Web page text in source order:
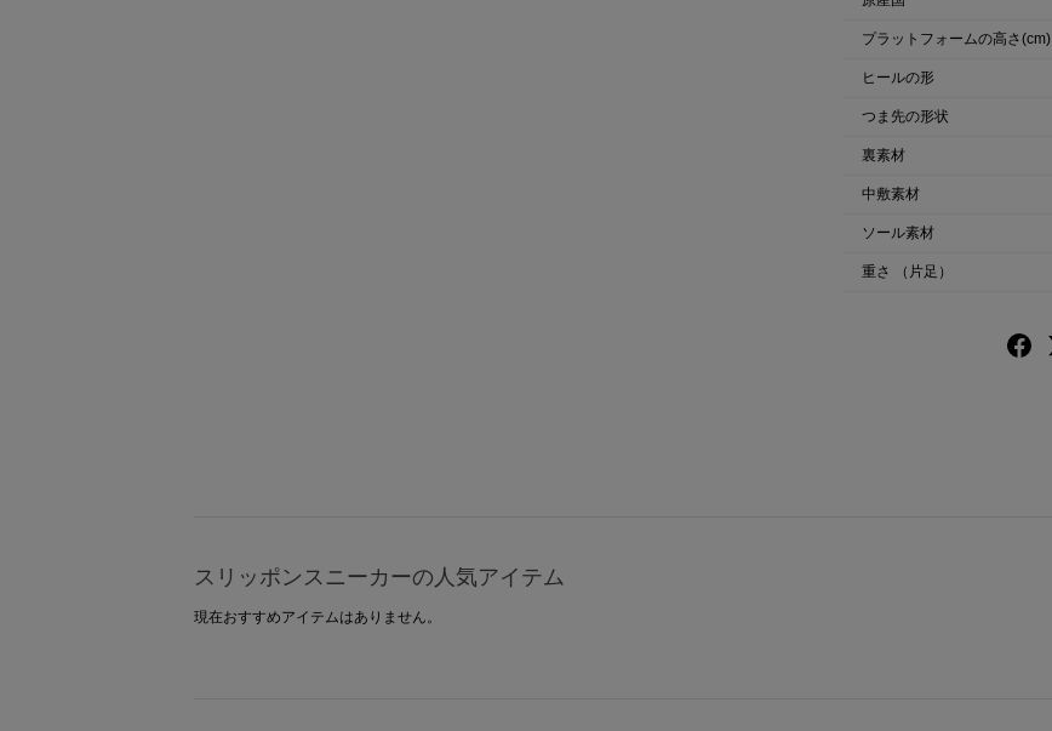
プラットフォームの高さ(cm)
ヒールの形
つま先の形状
裏素材
中敷素材
ソール素材
重さ （片足）
スリッポンスニーカーの人気アイテム
現在おすすめアイテムはありません。